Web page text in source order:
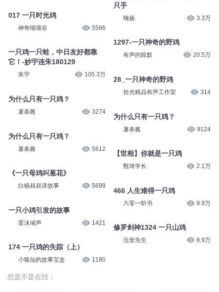
017 一只时光鸡
神奇喵喵谷 5586
一只鸡一只蛙，中日友好都靠
它！-妙宇连朱180129
朱宇 105.3万
为什么只有一只鸡？
薯条酱 3274
为什么只有一只鸡？
薯条酱 5612
《一只母鸡叫葱花》
白杨叔叔讲故事 5699
一只小鸡引发的故事
蛋沫倾声 1421
174 一只鸡的失踪（上）
小狐仙的故事宝盒 1180
只手
嗨扬 3.3万
1297-一只神奇的野鸡
有声的陈默 20.5万
28_一只神奇的野鸡
拾光精品有声工作室 314
为什么只有一只鸡？
薯条酱 9124
【世相】你就是一只鸡
甄琦学长 2.1万
466 人生难得一只鸡
六零一听书 9.9万
修罗剑神1324 一只山鸡
伍壹先生 8.9万
您是不是在找：